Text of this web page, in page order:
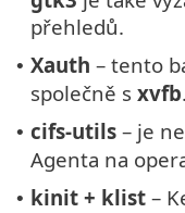
přehledů.
• Xauth – tento
společně s xvfb.
• cifs-utils – je
Agenta na
• kinit + klist –